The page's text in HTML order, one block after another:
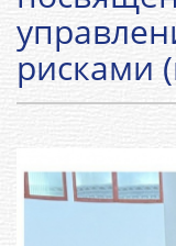
рисками